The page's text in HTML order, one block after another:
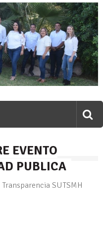
EVENTO
PUBLICA
Transparencia SUTSMH